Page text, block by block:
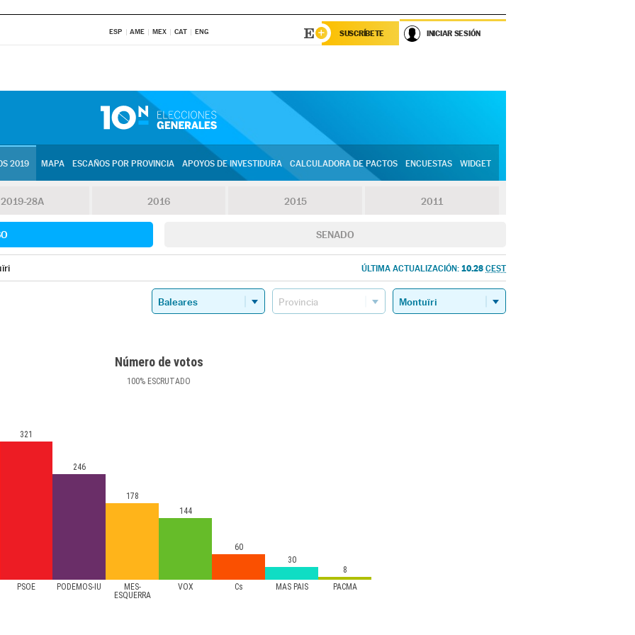
ESP AME MEX CAT ENG SUSCRÍBETE INICIAR SESIÓN
2019 MAPA ESCAÑOS POR PROVINCIA APOYOS DE INVESTIDURA CALCULADORA DE PACTOS ENCUESTAS WIDGET
2019-28A 2016 2015 2011
SENADO
ÚLTIMA ACTUALIZACIÓN: 10.28 CEST
Número de votos
100% ESCRUTADO
PSOE PODEMOS-IU
MÉS-
ESQUERRA
VOX Cs MÁS PAÍS PACMA
321
246
178
144
60
30
8